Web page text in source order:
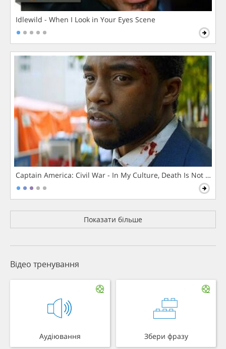
Idlewild - When I Look in Your Eyes Scene
Captain America: Civil War - In My Culture, Death Is Not The
Показати більше
Відео тренування
Аудіювання Збери фразу